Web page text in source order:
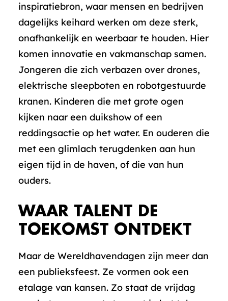
inspiratiebron, waar mensen en bedrijven
dagelijks keihard werken om deze sterk,
onafhankelijk en weerbaar te houden. Hier
komen innovatie en vakmanschap samen.
Jongeren die zich verbazen over drones,
elektrische sleepboten en robotgestuurde
kranen. Kinderen die met grote ogen
kijken naar een duikshow of een
reddingsactie op het water. En ouderen die
met een glimlach terugdenken aan hun
eigen tijd in de haven, of die van hun
ouders.
WAAR TALENT DE
TOEKOMST ONTDEKT
Maar de Wereldhavendagen zijn meer dan
een publieksfeest. Ze vormen ook een
etalage van kansen. Zo staat de vrijdag